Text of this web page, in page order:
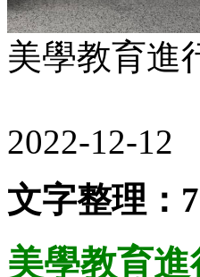
美學教育進
2022-12-12
文字整理：
美學教育